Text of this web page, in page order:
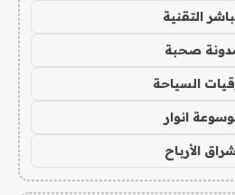
التقنية
صحبة
السياحة
انوار
الأرباح